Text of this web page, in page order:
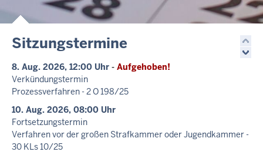
Sitzungstermine
8. Aug. 2026, 12:00 Uhr - Aufgehoben!
Verkündungstermin
Prozessverfahren - 2 O 198/25
10. Aug. 2026, 08:00 Uhr
Fortsetzungstermin
Verfahren vor der großen Strafkammer oder Jugendkammer -
30 KLs 10/25